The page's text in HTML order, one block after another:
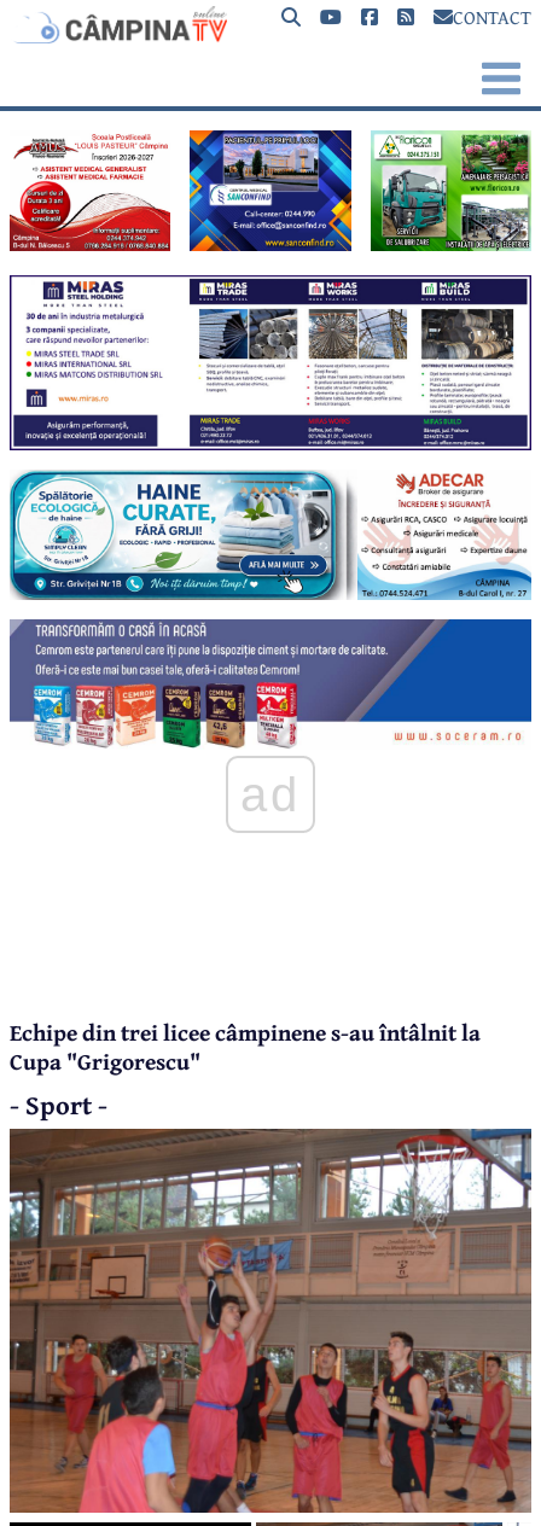
CONTACT
ad
Echipe din trei licee câmpinene s-au întâlnit la
Cupa "Grigorescu"
- Sport -